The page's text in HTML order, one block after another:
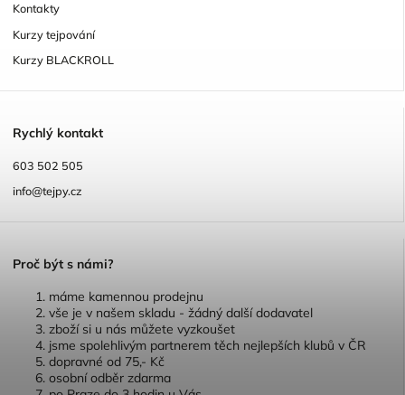
Kontakty
Kurzy tejpování
Kurzy BLACKROLL
Rychlý kontakt
603 502 505
info@tejpy.cz
Proč být s námi?
máme kamennou prodejnu
vše je v našem skladu - žádný další dodavatel
zboží si u nás můžete vyzkoušet
jsme spolehlivým partnerem těch nejlepších klubů v ČR
dopravné od 75,- Kč
osobní odběr zdarma